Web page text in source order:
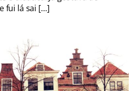
fui lá sai […]